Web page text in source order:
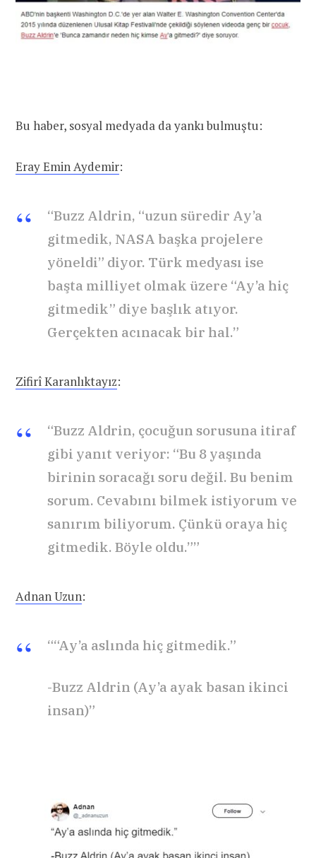
Bu haber, sosyal medyada da yankı bulmuştu:
Eray Emin Aydemir:
“Buzz Aldrin, “uzun süredir Ay’a
gitmedik, NASA başka projelere
yöneldi” diyor. Türk medyası ise
başta milliyet olmak üzere “Ay’a hiç
gitmedik” diye başlık atıyor.
Gerçekten acınacak bir hal.”
Zifirî Karanlıktayız:
“Buzz Aldrin, çocuğun sorusuna itiraf
gibi yanıt veriyor: “Bu 8 yaşında
birinin soracağı soru değil. Bu benim
sorum. Cevabını bilmek istiyorum ve
sanırım biliyorum. Çünkü oraya hiç
gitmedik. Böyle oldu.””
Adnan Uzun:
““Ay’a aslında hiç gitmedik.”
-Buzz Aldrin (Ay’a ayak basan ikinci
insan)”